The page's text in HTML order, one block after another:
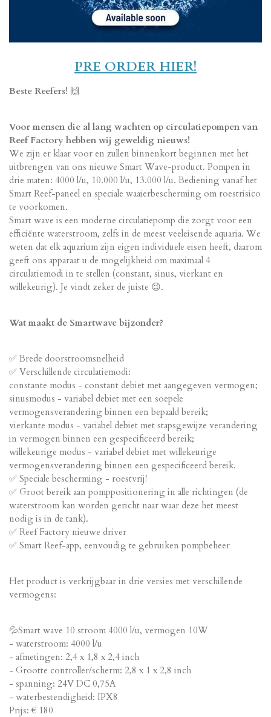
PRE ORDER HIER!
Beste Reefers! 🙌
Voor mensen die al lang wachten op circulatiepompen van
Reef Factory hebben wij geweldig nieuws!
We zijn er klaar voor en zullen binnenkort beginnen met het
uitbrengen van ons nieuwe Smart Wave-product. Pompen in
drie maten: 4000 l/u, 10.000 l/u, 13.000 l/u. Bediening vanaf het
Smart Reef-paneel en speciale waaierbescherming om roestrisico
te voorkomen.
Smart wave is een moderne circulatiepomp die zorgt voor een
efficiënte waterstroom, zelfs in de meest veeleisende aquaria. We
weten dat elk aquarium zijn eigen individuele eisen heeft, daarom
geeft ons apparaat u de mogelijkheid om maximaal 4
circulatiemodi in te stellen (constant, sinus, vierkant en
willekeurig). Je vindt zeker de juiste 😉.
Wat maakt de Smartwave bijzonder?
✅ Brede doorstroomsnelheid
✅ Verschillende circulatiemodi:
constante modus - constant debiet met aangegeven vermogen;
sinusmodus - variabel debiet met een soepele
vermogensverandering binnen een bepaald bereik;
vierkante modus - variabel debiet met stapsgewijze verandering
in vermogen binnen een gespecificeerd bereik;
willekeurige modus - variabel debiet met willekeurige
vermogensverandering binnen een gespecificeerd bereik.
✅ Speciale bescherming - roestvrij!
✅ Groot bereik aan pomppositionering in alle richtingen (de
waterstroom kan worden gericht naar waar deze het meest
nodig is in de tank).
✅ Reef Factory nieuwe driver
✅ Smart Reef-app, eenvoudig te gebruiken pompbeheer
Het product is verkrijgbaar in drie versies met verschillende
vermogens:
💦Smart wave 10 stroom 4000 l/u, vermogen 10W
- waterstroom: 4000 l/u
- afmetingen: 2,4 x 1,8 x 2,4 inch
- Grootte controller/scherm: 2,8 x 1 x 2,8 inch
- spanning: 24V DC 0,75A
- waterbestendigheid: IPX8
Prijs: € 180